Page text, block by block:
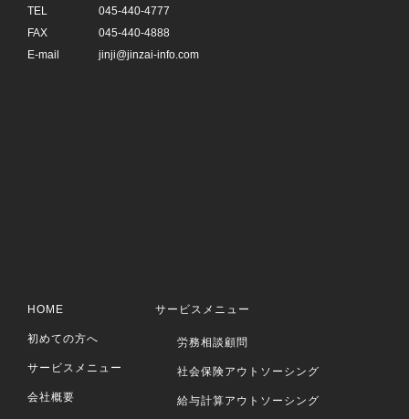
TEL
045-440-4777
FAX
045-440-4888
E-mail
jinji@jinzai-info.com
HOME
初めての方へ
サービスメニュー
会社概要
サービスメニュー
労務相談顧問
社会保険アウトソーシング
給与計算アウトソーシング